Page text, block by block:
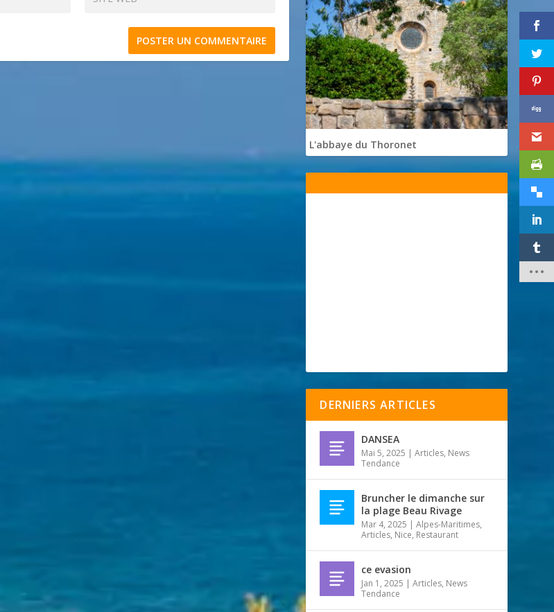
L'abbaye du Thoronet
DERNIERS ARTICLES
DANSEA
Mai 5, 2025 |Articles, News
Tendance
Bruncher le dimanche sur
la plage Beau Rivage
Mar 4, 2025 |Alpes-Maritimes,
Articles, Nice, Restaurant
ce evasion
Jan 1, 2025 |Articles, News
Tendance